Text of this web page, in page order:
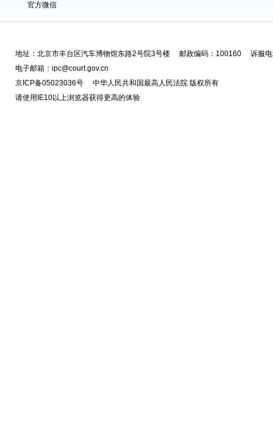
官方微信
地址：北京市丰台区汽车博物馆东路2号院3号楼 邮政编码：100160 诉服
电子邮箱：ipc@court.gov.cn
京ICP备05023036号 中华人民共和国最高人民法院 版权所有
请使用IE10以上浏览器获得更高的体验